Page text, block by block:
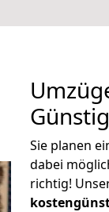
Sie planen
dabei
richtig!